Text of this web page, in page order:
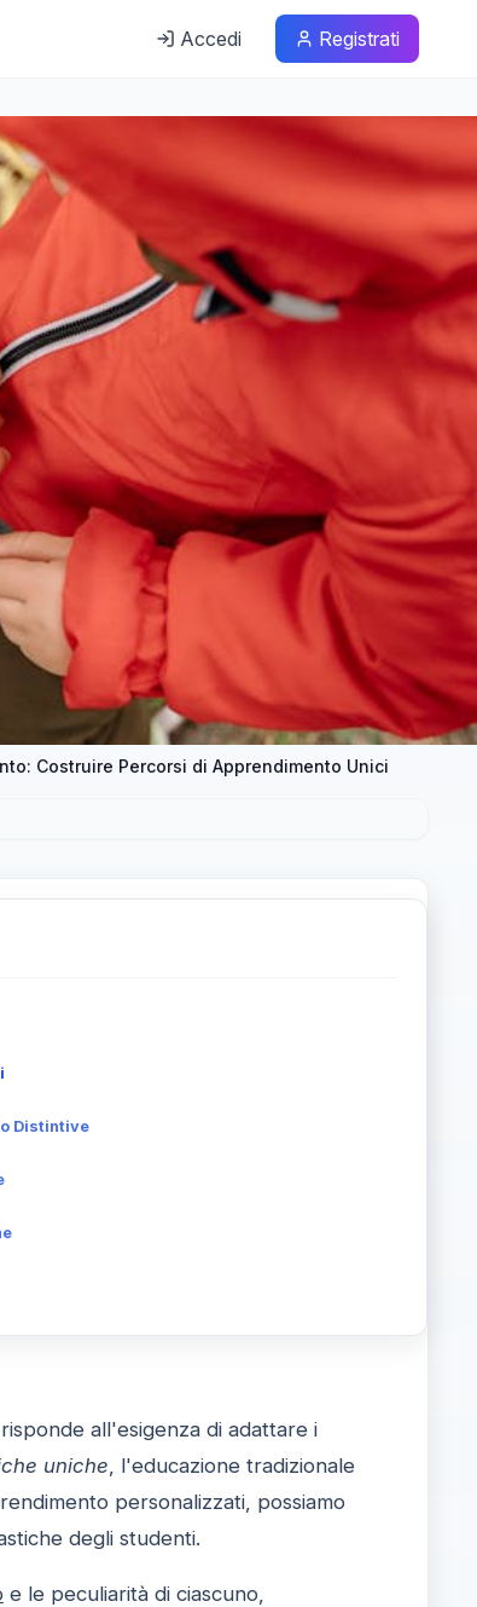
Accedi Registrati
Costruire Percorsi di Apprendimento Unici
Distintive
all'esigenza di adattare i
uniche, l'educazione tradizionale
personalizzati, possiamo
degli studenti.
e le peculiarità di ciascuno,